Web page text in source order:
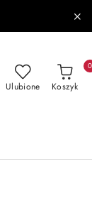
Ulubione Koszyk
0